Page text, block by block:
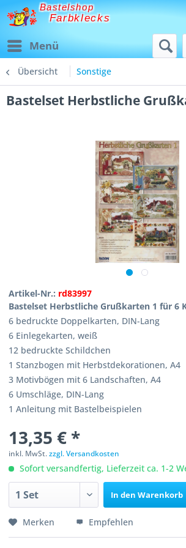
Bastelshop
Farbklecks
Menü
Übersicht Sonstige
Bastelset Herbstliche
Artikel-Nr.: rd83997
Bastelset Herbstliche Grußkarten 1 für 6
6 bedruckte Doppelkarten, DIN-Lang
6 Einlegekarten, weiß
12 bedruckte Schildchen
1 Stanzbogen mit Herbstdekorationen, A4
3 Motivbögen mit 6 Landschaften, A4
6 Umschläge, DIN-Lang
1 Anleitung mit Bastelbeispielen
13,35 € *
inkl. MwSt.zzgl. Versandkosten
Sofort versandfertig, Lieferzeit ca. 1-2
In den Warenkorb
Merken Empfehlen